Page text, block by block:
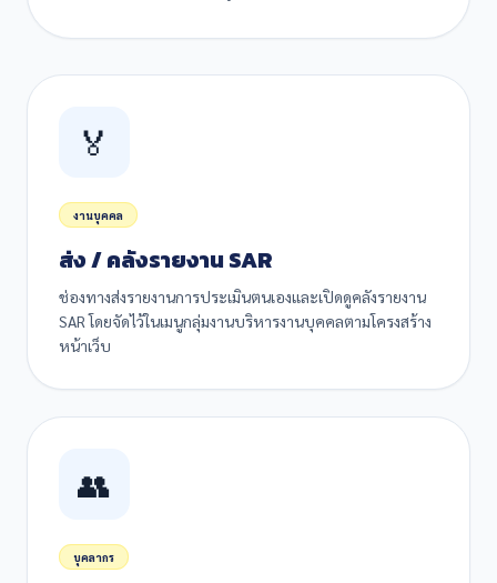
🏅
งานบุคคล
ส่ง / คลังรายงาน SAR
ช่องทางส่งรายงานการประเมินตนเองและเปิดดูคลังรายงาน
SAR โดยจัดไว้ในเมนูกลุ่มงานบริหารงานบุคคลตามโครงสร้าง
หน้าเว็บ
👥
บุคลากร